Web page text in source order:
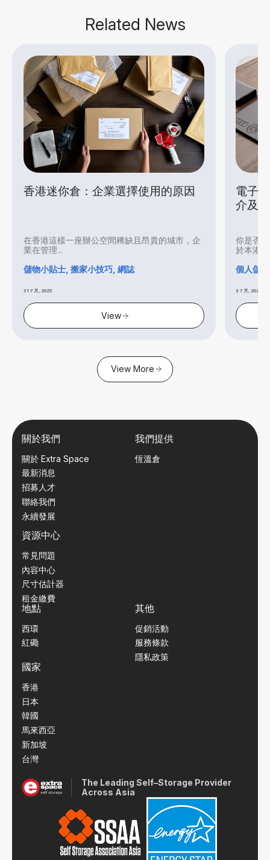
Related News
香港迷你倉：企業選擇使用的原因
在香港這樣一座辦公空間稀缺且昂貴的城市，企
業在管理...
儲物小貼士, 搬家小技巧, 網誌
31 7 月, 2025
View
電子
介及
你是否
於本港炎
個人儲
3 7 月, 2025
View More
關於我們
關於 Extra Space
最新消息
招募人才
聯絡我們
永續發展
資源中心
常見問題
內容中心
尺寸估計器
租金繳費
我們提供
恆溫倉
地點
西環
紅磡
其他
促銷活動
服務條款
隱私政策
國家
香港
日本
韓國
馬來西亞
新加坡
台灣
The Leading Self–Storage Provider
Across Asia